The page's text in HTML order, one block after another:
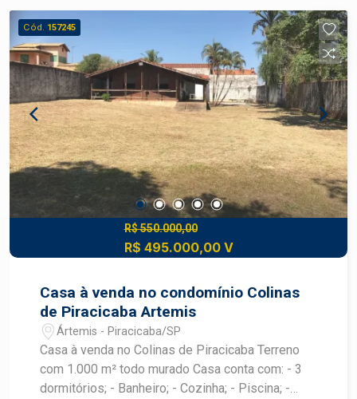
Cód. 157245
R$ 550.000,00
R$ 495.000,00 V
Casa à venda no condomínio Colinas
de Piracicaba Artemis
Ártemis - Piracicaba/SP
Casa à venda no Colinas de Piracicaba Terreno
com 1.000 m² todo murado Casa conta com: - 3
dormitórios; - Banheiro; - Cozinha; - Piscina; -